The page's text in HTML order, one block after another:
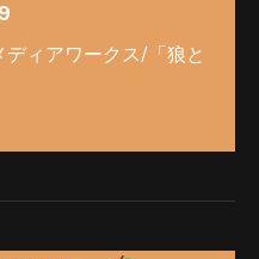
ィアワークス/「狼と